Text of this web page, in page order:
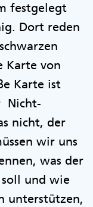
festgelegt
Dort reden
Karte von
Karte ist
Nicht-
nicht, der
wir uns
was der
und wie
unterstützen,